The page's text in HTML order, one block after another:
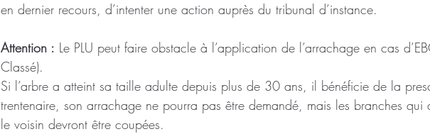
en dernier recours, d’intenter une action auprès du tribunal d’instance.
Attention : Le PLU peut faire obstacle à l’application de l’arrachage en cas
Classé).
Si l’arbre a atteint sa taille adulte depuis plus de 30 ans, il bénéficie de la
trentenaire, son arrachage ne pourra pas être demandé, mais les branches qui
le voisin devront être coupées.